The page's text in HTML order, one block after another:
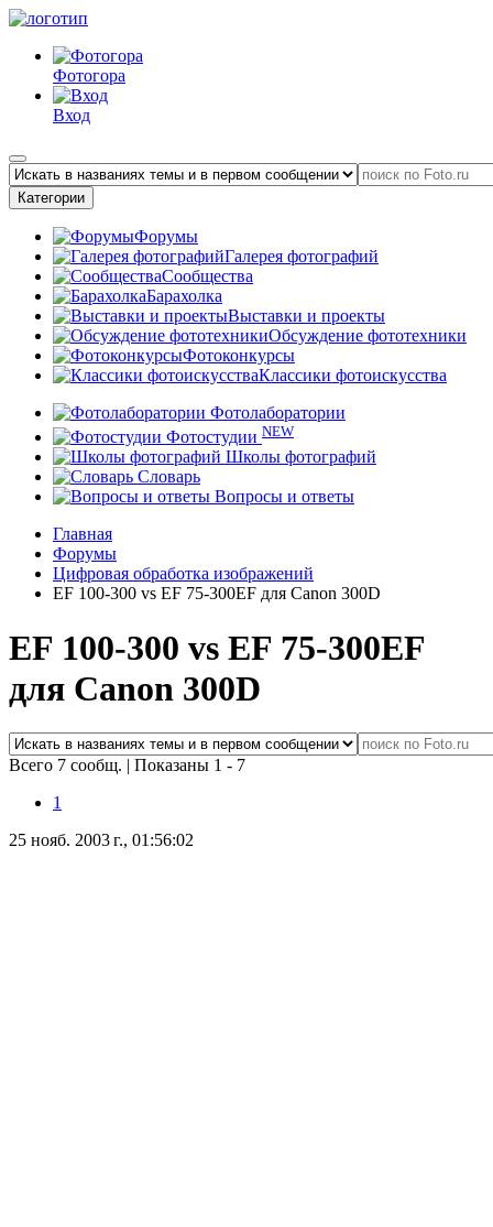
Фотогора
Вход
Категории
Форумы
Галерея фотографий
Сообщества
Барахолка
Выставки и проекты
Обсуждение фототехники
Фотоконкурсы
Классики фотоискусства
Фотолаборатории
Фотостудии NEW
Школы фотографий
Словарь
Вопросы и ответы
Главная
Форумы
Цифровая обработка изображений
EF 100-300 vs EF 75-300EF для Canon 300D
EF 100-300 vs EF 75-300EF
для Canon 300D
Всего 7 сообщ. | Показаны 1 - 7
1
25 нояб. 2003 г., 01:56:02